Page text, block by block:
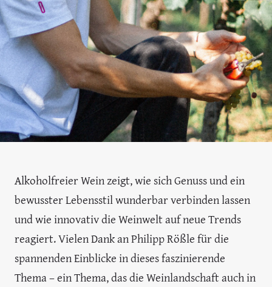
Alkoholfreier Wein zeigt, wie sich Genuss und ein
bewusster Lebensstil wunderbar verbinden lassen
und wie innovativ die Weinwelt auf neue Trends
reagiert. Vielen Dank an Philipp Rößle für die
spannenden Einblicke in dieses faszinierende
Thema – ein Thema, das die Weinlandschaft auch in